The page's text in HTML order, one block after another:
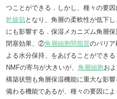
つことができる．しかし、種々の要
乾燥肌となり、角層の柔軟性が低下し
にも影響する．保湿メカニズム角層
閉塞効果、②角層細胞間脂質のバリ
よる水分保持、をあげることができ
NMFの寄与が大きいが、 角層細胞お
構築状態も角層保湿機能に重大な影
備わる機能であるが、種々の要因に